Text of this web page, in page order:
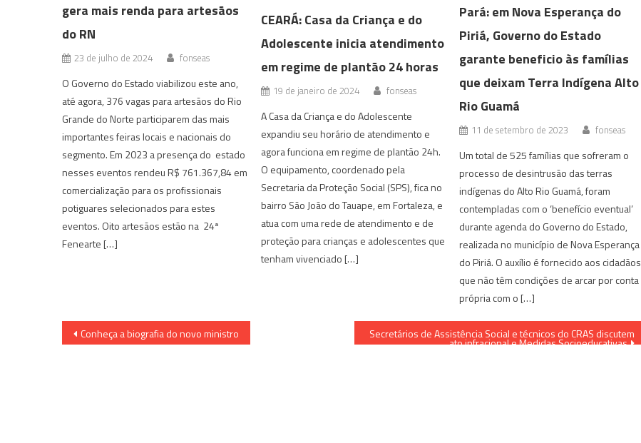
gera mais renda para artesãos
do RN
23 de julho de 2024 fonseas
O Governo do Estado viabilizou este ano,
até agora, 376 vagas para artesãos do Rio
Grande do Norte participarem das mais
importantes feiras locais e nacionais do
segmento. Em 2023 a presença do estado
nesses eventos rendeu R$ 761.367,84 em
comercialização para os profissionais
potiguares selecionados para estes
eventos. Oito artesãos estão na 24ª
Fenearte […]
CEARÁ: Casa da Criança e do
Adolescente inicia atendimento
em regime de plantão 24 horas
19 de janeiro de 2024 fonseas
A Casa da Criança e do Adolescente
expandiu seu horário de atendimento e
agora funciona em regime de plantão 24h.
O equipamento, coordenado pela
Secretaria da Proteção Social (SPS), fica no
bairro São João do Tauape, em Fortaleza, e
atua com uma rede de atendimento e de
proteção para crianças e adolescentes que
tenham vivenciado […]
Pará: em Nova Esperança do
Piriá, Governo do Estado
garante beneficio às famílias
que deixam Terra Indígena Alto
Rio Guamá
11 de setembro de 2023 fonseas
Um total de 525 famílias que sofreram o
processo de desintrusão das terras
indígenas do Alto Rio Guamá, foram
contempladas com o ‘benefício eventual’
durante agenda do Governo do Estado,
realizada no município de Nova Esperança
do Piriá. O auxílio é fornecido aos cidadãos
que não têm condições de arcar por conta
própria com o […]
Navegação
Conheça a biografia do novo ministro Secretários de Assistência Social e técnicos do CRAS discutem
ato infracional e Medidas Socioeducativas